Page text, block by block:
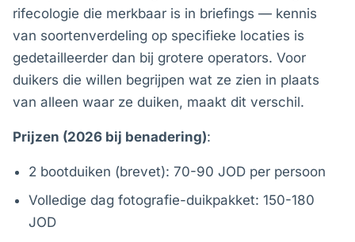
rifecologie die merkbaar is in briefings — kennis
van soortenverdeling op specifieke locaties is
gedetailleerder dan bij grotere operators. Voor
duikers die willen begrijpen wat ze zien in plaats
van alleen waar ze duiken, maakt dit verschil.
Prijzen (2026 bij benadering):
2 bootduiken (brevet): 70-90 JOD per persoon
Volledige dag fotografie-duikpakket: 150-180
JOD